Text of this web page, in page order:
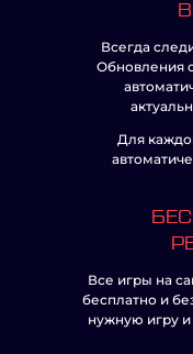
Всегда
Обновления
Для
Все игры на
бесплатно и
нужную игру